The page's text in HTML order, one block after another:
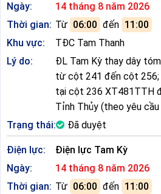
Ngày:
14 tháng 8 năm 2026
Thời gian: Từ 06:00 đến 11:00
Khu vực:
TĐC Tam Thanh
Lý do:
ĐL Tam Kỳ thay dây
từ cột 241 đến cột 256;
tại cột 236 XT481TTH
Tỉnh Thủy (theo yêu
Trạng thái:
Đã duyệt
Điện lực:
Điện lực Tam Kỳ
Ngày:
14 tháng 8 năm 2026
Thời gian: Từ 06:00 đến 11:00